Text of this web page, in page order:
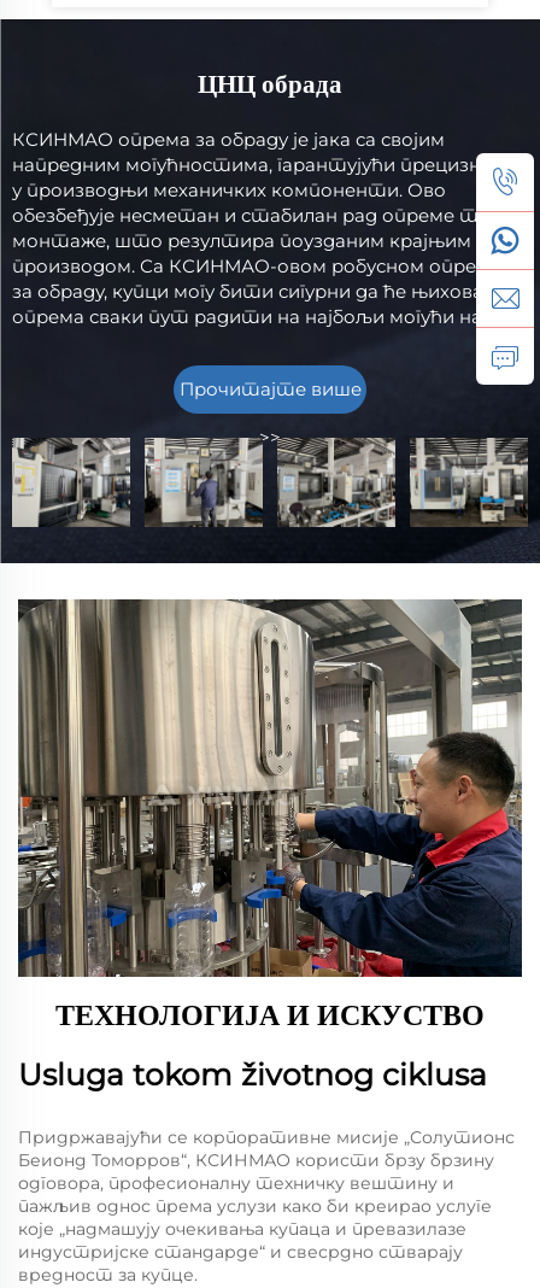
ЦНЦ обрада
КСИНМАО опрема за обраду је јака са својим
напредним могућностима, гарантујући прецизност
у производњи механичких компоненти. Ово
обезбеђује несметан и стабилан рад опреме током
монтаже, што резултира поузданим крајњим
производом. Са КСИНМАО-овом робусном опремом
за обраду, купци могу бити сигурни да ће њихова
опрема сваки пут радити на најбољи могући начин.
Прочитајте више
>>
ТЕХНОЛОГИЈА И ИСКУСТВО
Usluga tokom životnog ciklusa
Придржавајући се корпоративне мисије „Солутионс
Беионд Томорров“, КСИНМАО користи брзу брзину
одговора, професионалну техничку вештину и
пажљив однос према услузи како би креирао услуге
које „надмашују очекивања купаца и превазилазе
индустријске стандарде“ и свесрдно стварају
вредност за купце.